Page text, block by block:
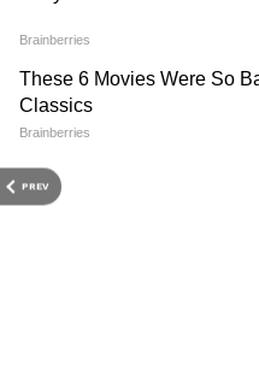
PREV
चंदा सुरेश मांडवकर एक अनुभवी
वर्षांचा अनुभव आहे. एका
करण्यास सुरुवात केली. चंदा
नॉलेज या विषयांमध्ये रस असून
न्यूजमध्ये या विभागांसाठी
आणि सहज समजेल अशा भाषेत
महाराष्ट्र बातम्या